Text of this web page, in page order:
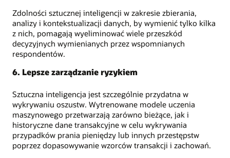
Zdolności sztucznej inteligencji w zakresie zbierania,
analizy i kontekstualizacji danych, by wymienić tylko kilka
z nich, pomagają wyeliminować wiele przeszkód
decyzyjnych wymienianych przez wspomnianych
respondentów.
6. Lepsze zarządzanie ryzykiem
Sztuczna inteligencja jest szczególnie przydatna w
wykrywaniu oszustw. Wytrenowane modele uczenia
maszynowego przetwarzają zarówno bieżące, jak i
historyczne dane transakcyjne w celu wykrywania
przypadków prania pieniędzy lub innych przestępstw
poprzez dopasowywanie wzorców transakcji i zachowań.